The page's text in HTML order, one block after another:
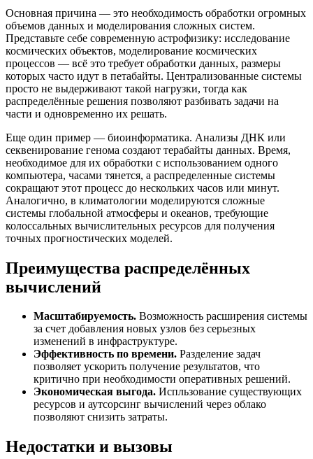
Основная причина — это необходимость обработки огромных
объемов данных и моделирования сложных систем.
Представьте себе современную астрофизику: исследование
космических объектов, моделирование космических
процессов — всё это требует обработки данных, размеры
которых часто идут в петабайты. Централизованные системы
просто не выдерживают такой нагрузки, тогда как
распределённые решения позволяют разбивать задачи на
части и одновременно их решать.
Еще один пример — биоинформатика. Анализы ДНК или
секвенирование генома создают терабайты данных. Время,
необходимое для их обработки с использованием одного
компьютера, часами тянется, а распределенные системы
сокращают этот процесс до нескольких часов или минут.
Аналогично, в климатологии моделируются сложные
системы глобальной атмосферы и океанов, требующие
колоссальных вычислительных ресурсов для получения
точных прогностических моделей.
Преимущества распределённых
вычислений
Масштабируемость. Возможность расширения системы
за счет добавления новых узлов без серьезных
изменений в инфраструктуре.
Эффективность по времени. Разделение задач
позволяет ускорить получение результатов, что
критично при необходимости оперативных решений.
Экономическая выгода. Испльзование существующих
ресурсов и аутсорсинг вычислений через облако
позволяют снизить затраты.
Недостатки и вызовы